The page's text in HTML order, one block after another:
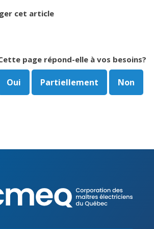
cet article
page répond-elle à vos besoins?
Oui Partiellement Non
des